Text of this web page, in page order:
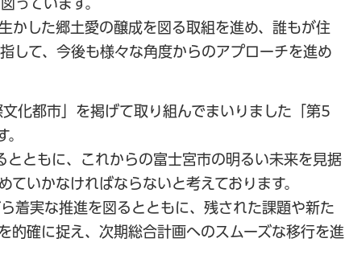
っています。
かした郷土愛の醸成を図る取組を進め、誰もが住
して、今後も様々な角度からのアプローチを進め
化都市」を掲げて取り組んでまいりました「第5
ともに、これからの富士宮市の明るい未来を見据
いかなければならないと考えております。
着実な推進を図るとともに、残された課題や新た
的確に捉え、次期総合計画へのスムーズな移行を進